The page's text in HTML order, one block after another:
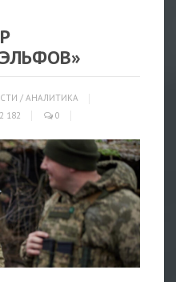
/ АНАЛИТИКА
182 0